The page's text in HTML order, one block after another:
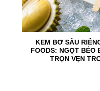
KEM BƠ SẦU
FOODS: NGỌT BÉO
TRỌN VẸN